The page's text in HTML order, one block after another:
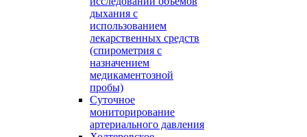
дыхания с
использованием
лекарственных средств
(спирометрия с
назначением
медикаментозной
пробы)
Суточное
мониторирование
артериального давления